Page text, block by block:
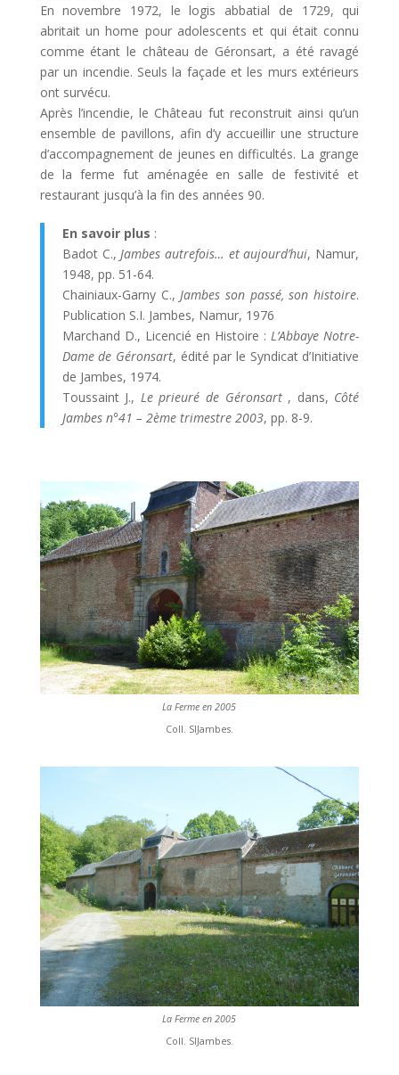
En novembre 1972, le logis abbatial de 1729, qui
abritait un home pour adolescents et qui était connu
comme étant le château de Géronsart, a été ravagé
par un incendie. Seuls la façade et les murs extérieurs
ont survécu.
Après l’incendie, le Château fut reconstruit ainsi qu’un
ensemble de pavillons, afin d’y accueillir une structure
d’accompagnement de jeunes en difficultés. La grange
de la ferme fut aménagée en salle de festivité et
restaurant jusqu’à la fin des années 90.
En savoir plus :
Badot C.,Jambes autrefois… et aujourd’hui, Namur,
1948, pp. 51-64.
Chainiaux-Garny C.,Jambes son passé, son histoire.
Publication S.I. Jambes, Namur, 1976
Marchand D., Licencié en Histoire :L’Abbaye Notre-
Dame de Géronsart, édité par le Syndicat d’Initiative
de Jambes, 1974.
Toussaint J., Le prieuré de Géronsart, dans, Côté
Jambes n°41 – 2ème trimestre 2003, pp. 8-9.
La Ferme en 2005
Coll. SIJambes.
La Ferme en 2005
Coll. SIJambes.